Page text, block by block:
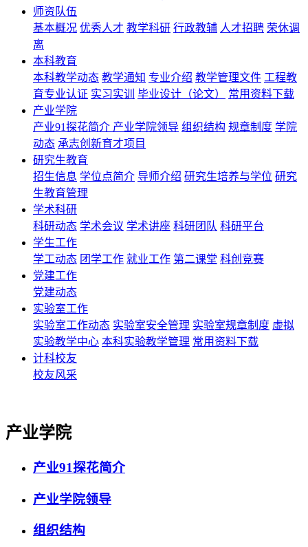
师资队伍
基本概况 优秀人才 教学科研 行政教辅 人才招聘 荣休调
离
本科教育
本科教学动态 教学通知 专业介绍 教学管理文件 工程教
育专业认证 实习实训 毕业设计（论文）
常用资料下载
产业学院
产业91探花简介 产业学院领导 组织结构 规章制度 学院
动态 承志创新育才项目
研究生教育
招生信息 学位点简介 导师介绍 研究生培养与学位 研究
生教育管理
学术科研
科研动态 学术会议 学术讲座 科研团队 科研平台
学生工作
学工动态 团学工作 就业工作 第二课堂 科创竞赛
党建工作
党建动态
实验室工作
实验室工作动态 实验室安全管理 实验室规章制度 虚拟
实验教学中心 本科实验教学管理 常用资料下载
计科校友
校友风采
产业学院
产业91探花简介
产业学院领导
组织结构